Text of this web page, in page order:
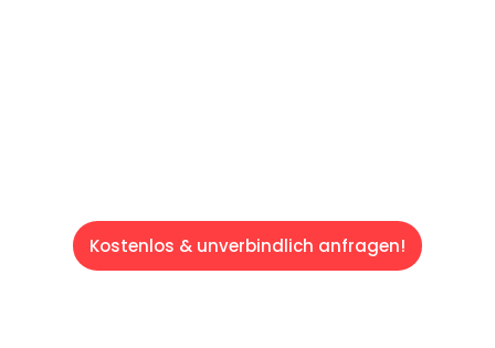
Kostenlos & unverbindlich anfragen!